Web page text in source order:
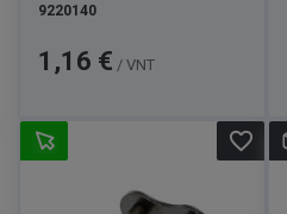
9220140
Kaina
1,16 € / VNT
favorite_border